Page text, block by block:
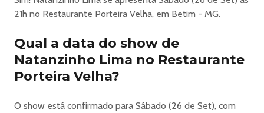
• Campari
-> Diferenciais do Camarote:
• Open Bar Premium
• Bar Exclusivo
• Banheiros Exclusivos
• Área Reservada
21h no Restaurante Porteira Velha, em Betim - MG.
Qual a data do show de
Natanzinho Lima no Restaurante
Porteira Velha?
O show está confirmado para Sábado (26 de Set), com